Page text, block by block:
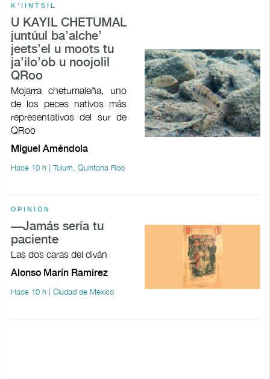
K'IINTSIL
U KAYIL CHETUMAL
juntúul ba’alche’
jeets’el u moots tu
ja’ilo’ob u noojolil
QRoo
Mojarra chetumaleña, uno
de los peces nativos más
representativos del sur de
QRoo
Miguel Améndola
Hace 10 h | Tulum, Quintana Roo
OPINIÓN
—Jamás sería tu
paciente
Las dos caras del diván
Alonso Marín Ramírez
Hace 10 h | Ciudad de México